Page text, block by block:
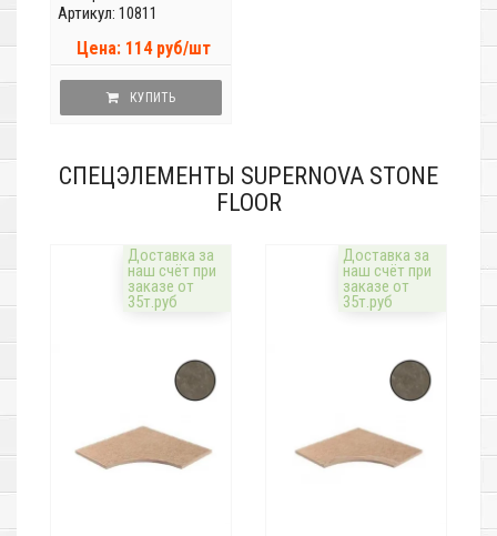
Артикул: 10811
Цена: 114 руб/шт
КУПИТЬ
СПЕЦЭЛЕМЕНТЫ SUPERNOVA STONE
FLOOR
Доставка за
наш счёт при
заказе от
35т.руб
Доставка за
наш счёт при
заказе от
35т.руб